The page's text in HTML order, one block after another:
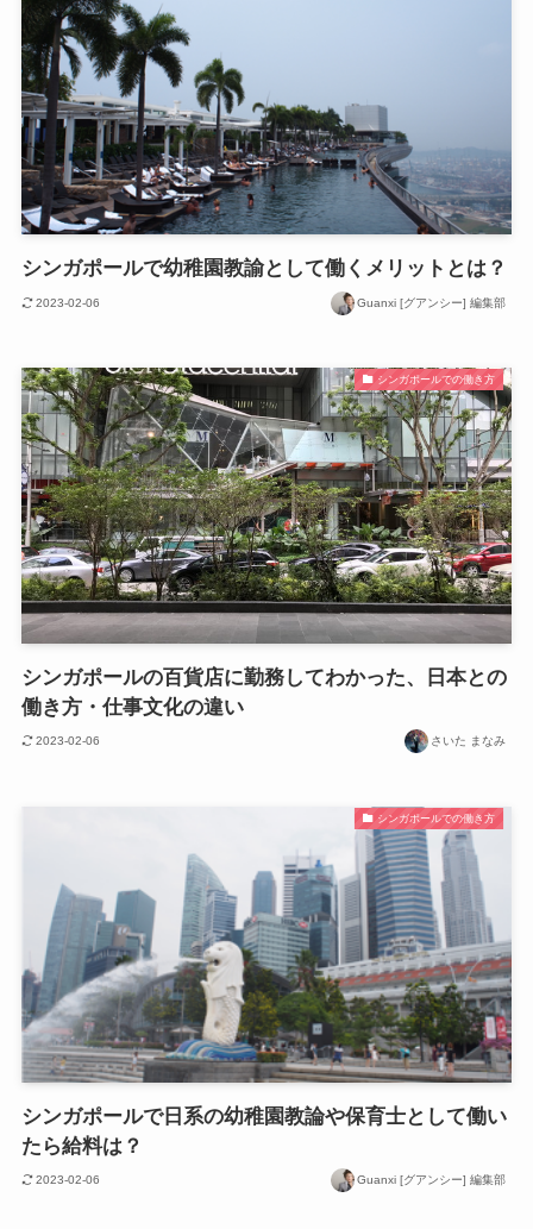
シンガポールで幼稚園教諭として働くメリットとは？
2023-02-06 Guanxi [グアンシー] 編集部
シンガポールでの働き方
シンガポールの百貨店に勤務してわかった、日本との
働き方・仕事文化の違い
2023-02-06 さいた まなみ
シンガポールでの働き方
シンガポールで日系の幼稚園教論や保育士として働い
たら給料は？
2023-02-06 Guanxi [グアンシー] 編集部